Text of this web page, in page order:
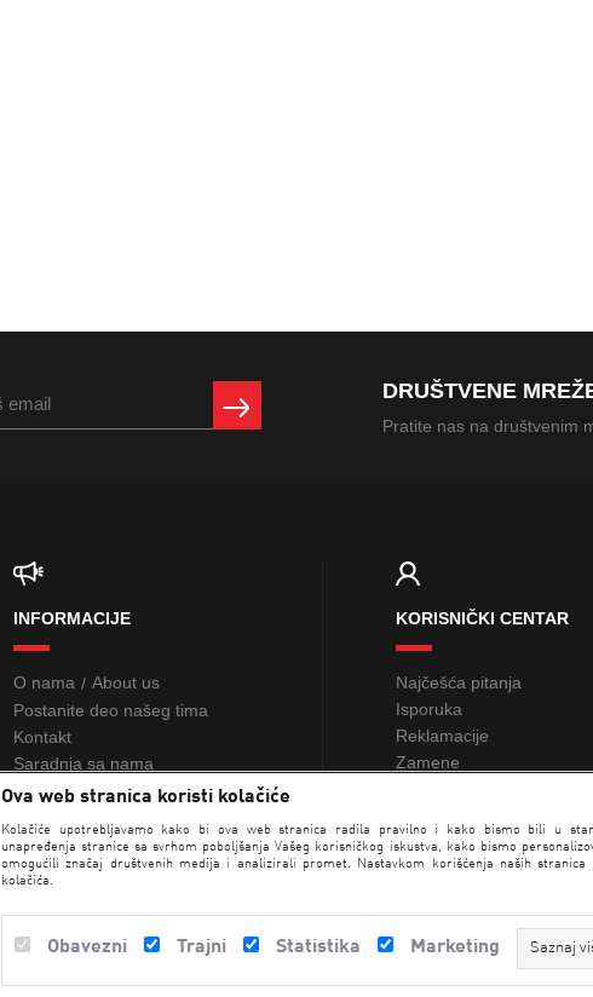
Ova web stranica koristi kolačiće
Kolačiće upotrebljavamo kako bi ova web stranica radila pravilno i kako bismo bili u
unapređenja stranice sa svrhom poboljšanja Vašeg korisničkog iskustva, kako bismo
omogućili značaj društvenih medija i analizirali promet. Nastavkom korišćenja naših stranica
kolačića.
Obavezni Trajni Statistika Marketing Saznaj
DRUŠTVENE
Pratite nas na društvenim
INFORMACIJE
O nama / About us
Postanite deo našeg tima
Kontakt
Saradnja sa nama
KORISNIČKI CENTAR
Najčešća pitanja
Isporuka
Reklamacije
Zamene
Loyalty